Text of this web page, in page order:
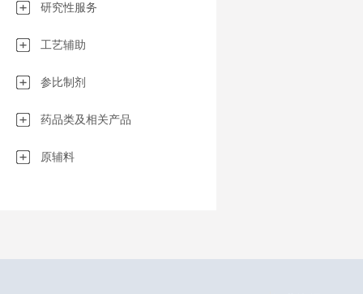
研究性服务
工艺辅助
参比制剂
药品类及相关产品
原辅料